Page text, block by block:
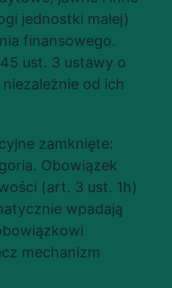
jednostki małej)
finansowego.
ust. 3 ustawy o
od ich
zamknięte:
Obowiązek
(art. 3 ust. 1h)
wpadają
mechanizm